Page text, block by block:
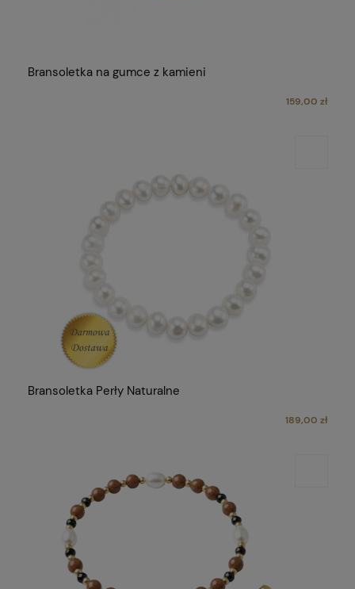
Bransoletka na gumce z kamieni
159,00 zł
Bransoletka Perły Naturalne
189,00 zł